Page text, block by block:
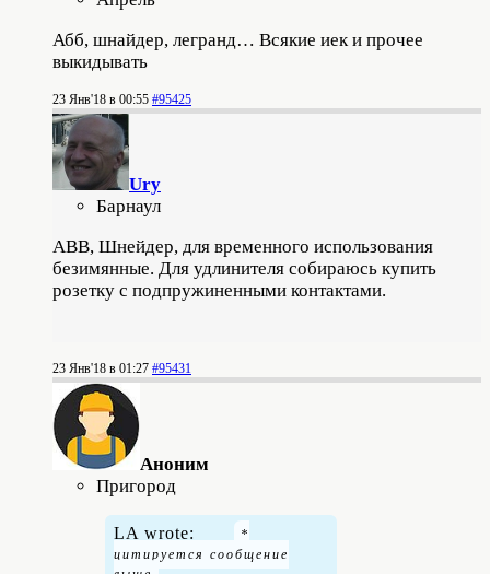
Абб, шнайдер, легранд… Всякие иек и прочее
выкидывать
23 Янв'18 в 00:55 #95425
Ury
Барнаул
АВВ, Шнейдер, для временного использования
безимянные. Для удлинителя собираюсь купить
розетку с подпружиненными контактами.
23 Янв'18 в 01:27 #95431
Аноним
Пригород
LA wrote: